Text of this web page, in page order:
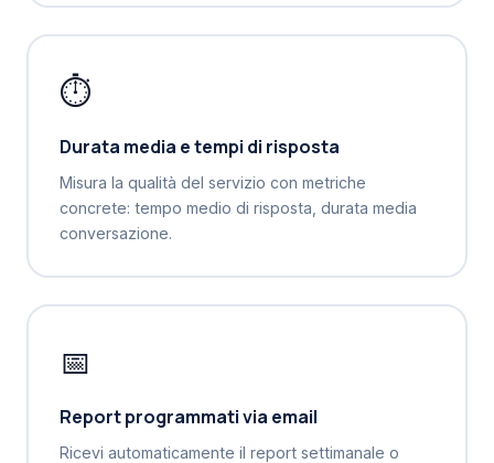
⏱️
Durata media e tempi di risposta
Misura la qualità del servizio con metriche
concrete: tempo medio di risposta, durata media
conversazione.
📅
Report programmati via email
Ricevi automaticamente il report settimanale o